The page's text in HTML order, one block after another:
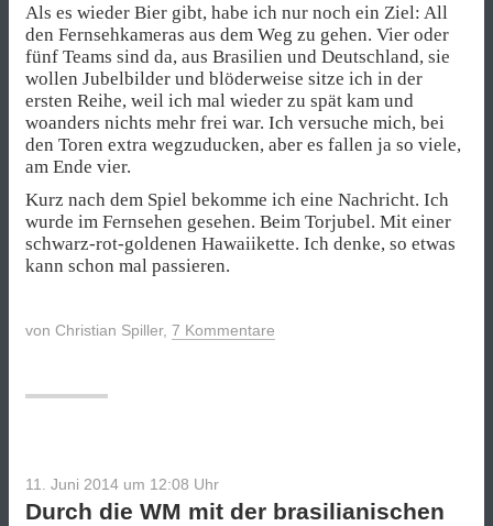
Als es wieder Bier gibt, habe ich nur noch ein Ziel: All
den Fernsehkameras aus dem Weg zu gehen. Vier oder
fünf Teams sind da, aus Brasilien und Deutschland, sie
wollen Jubelbilder und blöderweise sitze ich in der
ersten Reihe, weil ich mal wieder zu spät kam und
woanders nichts mehr frei war. Ich versuche mich, bei
den Toren extra wegzuducken, aber es fallen ja so viele,
am Ende vier.
Kurz nach dem Spiel bekomme ich eine Nachricht. Ich
wurde im Fernsehen gesehen. Beim Torjubel. Mit einer
schwarz-rot-goldenen Hawaiikette. Ich denke, so etwas
kann schon mal passieren.
von Christian Spiller, 7 Kommentare
11. Juni 2014 um 12:08 Uhr
Durch die WM mit der brasilianischen